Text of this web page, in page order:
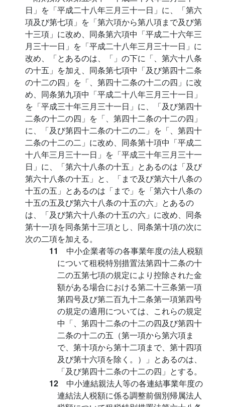
日」を「平成二十八年三月三十一日」に、「第六
項及び第七項」を「第六項から第八項まで及び第
十三項」に改め、同条第六項中「平成二十六年三
月三十一日」を「平成二十八年三月三十一日」に
改め、「とあるのは、「」の下に「、第六十八条
の十五」を加え、同条第七項中「及び第四十二条
の十二の四」を「、第四十二条の十二の四」に改
め、同条第九項中「平成二十八年三月三十一日」
を「平成三十年三月三十一日」に、「及び第四十
二条の十二の四」を「、第四十二条の十二の四」
に、「及び第四十二条の十二の二」を「、第四十
二条の十二の二」に改め、同条第十項中「平成二
十八年三月三十一日」を「平成三十年三月三十一
日」に、「第六十八条の十五」とあるのは「及び
第六十八条の十五」と、「まで及び第六十八条の
十五の五」とあるのは「まで」を「第六十八条の
十五の五及び第六十八条の十五の六」とあるの
は、「及び第六十八条の十五の六」に改め、同条
第十一項を同条第十三項とし、同条第十項の次に
次の二項を加える。
11 中小企業者等の各事業年度の法人税額
について租税特別措置法第四十二条の十
二の五第七項の規定により控除された金
額がある場合における第二十三条第一項
第四号及び第二百九十二条第一項第四号
の規定の適用については、これらの規定
中「、第四十二条の十二の四及び第四十
二条の十二の五（第一項から第六項ま
で、第十項から第十二項まで、第十四項
及び第十六項を除く。）」とあるのは、
「及び第四十二条の十二の四」とする。
12 中小連結親法人等の各連結事業年度の
連結法人税額に係る調整前個別帰属法人